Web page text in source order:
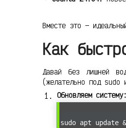
Вместе это —
Как
Давай без лишней
(желательно под
Обновляем систему:
sudo apt update